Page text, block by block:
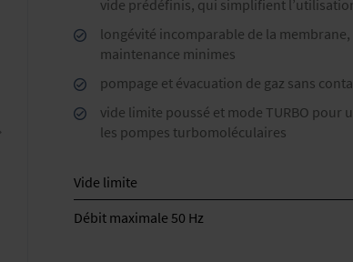
vide prédéfinis, qui simplifient
longévité incomparable de la
maintenance minimes
pompage et évacuation de gaz sans
vide limite poussé et mode TURBO
les pompes turbomoléculaires
Vide limite
Débit maximale 50 Hz